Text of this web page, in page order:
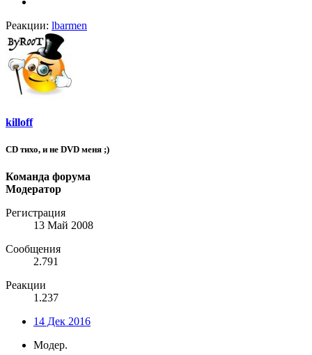
Реакции: lbarmen
killoff
CD тихо, и не DVD меня ;)
Команда форума
Модератор
Регистрация
13 Май 2008
Сообщения
2.791
Реакции
1.237
14 Дек 2016
Модер.